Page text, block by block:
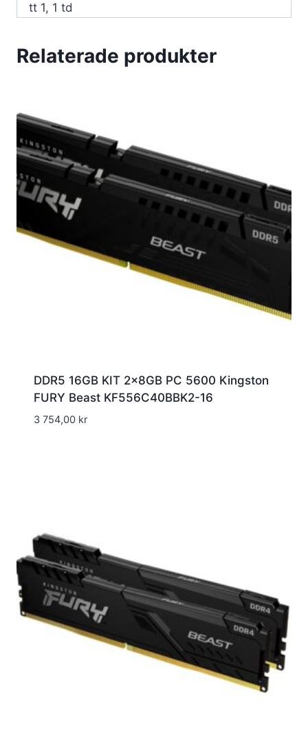
tt 1, 1 td
Relaterade produkter
DDR5 16GB KIT 2x8GB PC 5600 Kingston
FURY Beast KF556C40BBK2-16
3 754,00 kr